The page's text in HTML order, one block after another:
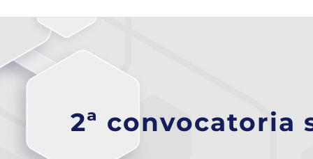
2ª convocatoria